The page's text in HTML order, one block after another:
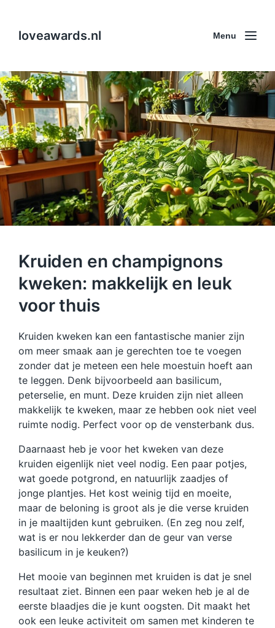
loveawards.nl Menu
Kruiden en champignons
kweken: makkelijk en leuk
voor thuis
Kruiden kweken kan een fantastische manier zijn
om meer smaak aan je gerechten toe te voegen
zonder dat je meteen een hele moestuin hoeft aan
te leggen. Denk bijvoorbeeld aan basilicum,
peterselie, en munt. Deze kruiden zijn niet alleen
makkelijk te kweken, maar ze hebben ook niet veel
ruimte nodig. Perfect voor op de vensterbank dus.
Daarnaast heb je voor het kweken van deze
kruiden eigenlijk niet veel nodig. Een paar potjes,
wat goede potgrond, en natuurlijk zaadjes of
jonge plantjes. Het kost weinig tijd en moeite,
maar de beloning is groot als je die verse kruiden
in je maaltijden kunt gebruiken. (En zeg nou zelf,
wat is er nou lekkerder dan de geur van verse
basilicum in je keuken?)
Het mooie van beginnen met kruiden is dat je snel
resultaat ziet. Binnen een paar weken heb je al de
eerste blaadjes die je kunt oogsten. Dit maakt het
ook een leuke activiteit om samen met kinderen te